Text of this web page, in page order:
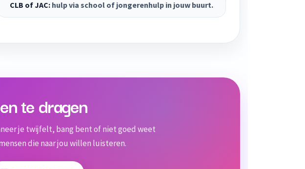
CLB of JAC:hulp via school of jongerenhulp in jouw buurt.
te dragen
je twijfelt, bang bent of niet goed weet
die naar jou willen luisteren.